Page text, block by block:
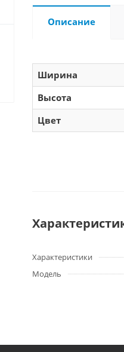
Описание
Ширина
Высота
Цвет
Характеристики
Модель